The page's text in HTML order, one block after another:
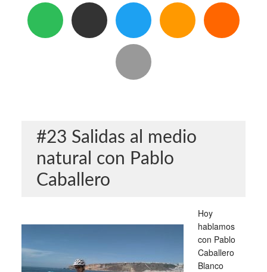
#23 Salidas al medio
natural con Pablo
Caballero
Hoy
hablamos
con Pablo
Caballero
Blanco